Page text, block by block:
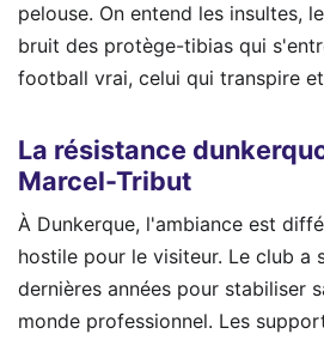
pelouse. On entend les insultes,
bruit des protège-tibias qui
football vrai, celui qui transpire
La résistance
Marcel-Tribut
À Dunkerque, l'ambiance est
hostile pour le visiteur. Le club a
dernières années pour stabiliser
monde professionnel. Les